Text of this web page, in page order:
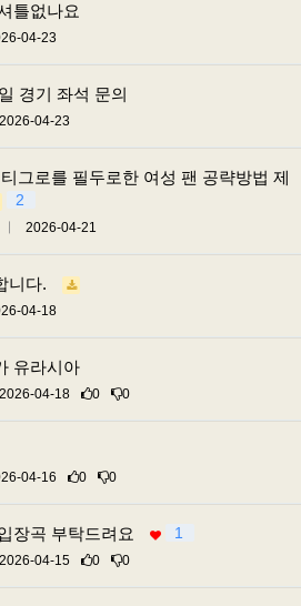
틀없나요
04-23
경기 좌석 문의
2026-04-23
그로를 필두로한 여성 팬 공략방법 제
2
2026-04-21
니다.
04-18
유라시아
2026-04-18 0 0
04-16 0 0
장곡 부탁드려요 1
2026-04-15 0 0